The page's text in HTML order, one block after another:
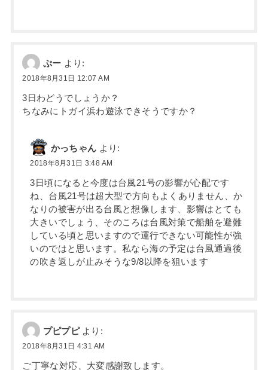
ぷー より:
2018年8月31日 12:07 AM
3日わどうでしょうか？
ちなみにトガイ浜わ遊泳できそうですか？
かっちゃん より:
2018年8月31日 3:48 AM
3日頃になると今度は台風21号の影響が心配です
ね、台風21号は超大型で方向もよくありません、か
なりの被害が出る台風と想像します、影響はとても
大きいでしょう、そのころは台風対策で船舶を避難
している頃と思いますので運行できない可能性が強
いのではと思います。私なら海の予定は台風通過後
の吹き返しが止みそうな9/8以降を狙います
プピプピ より:
2018年8月31日 4:31 AM
ご丁寧な対応、大変感謝致します。